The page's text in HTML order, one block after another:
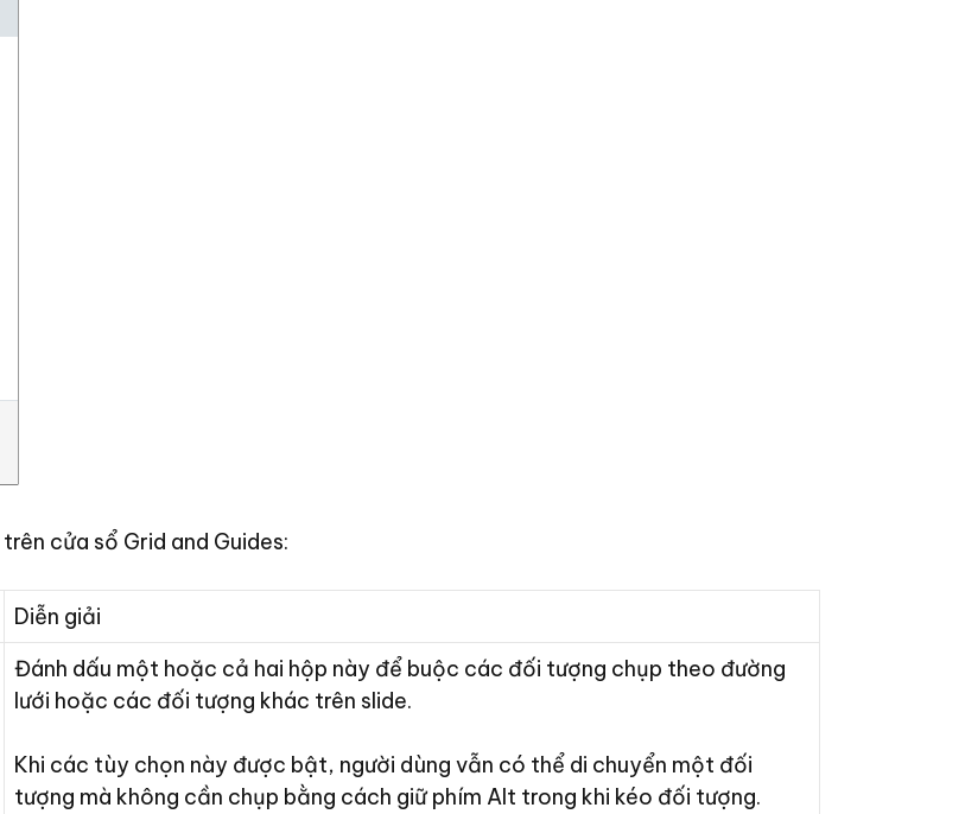
cửa sổ Grid and Guides:
Diễn giải
Đánh dấu một hoặc cả hai hộp này để buộc các đối tượng chụp theo đường
lưới hoặc các đối tượng khác trên slide.
Khi các tùy chọn này được bật, người dùng vẫn có thể di chuyển một đối
tượng mà không cần chụp bằng cách giữ phím Alt trong khi kéo đối tượng.